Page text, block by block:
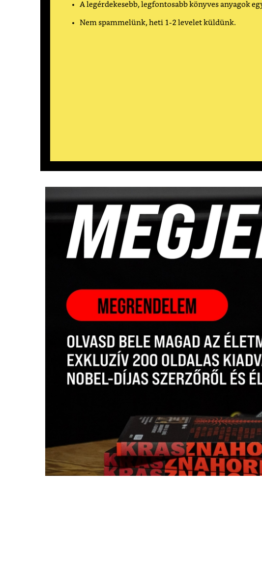
A legérdekesebb, legfontosabb könyves anyagok
Nem spammelünk, heti 1-2 levelet küldünk.